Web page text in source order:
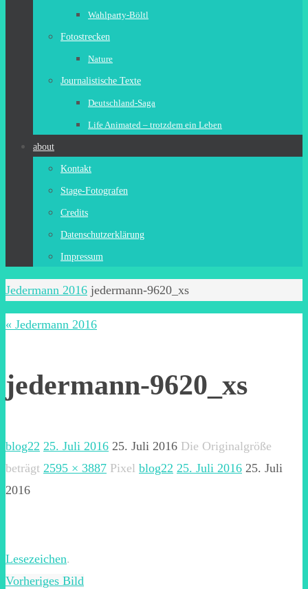
Wahlparty-Böltl
Fotostrecken
Nature
Journalistische Texte
Deutschland-Saga
Life Animated – trotzdem ein Leben
about
Kontakt
Stage-Fotografen
Credits
Datenschutzerklärung
Impressum
Start
Jedermann 2016 jedermann-9620_xs
« Jedermann 2016
jedermann-9620_xs
blog22 25. Juli 2016 25. Juli 2016 Die Originalgröße
beträgt 2595 × 3887 Pixel blog22 25. Juli 2016 25. Juli
2016
Lesezeichen.
Vorheriges Bild